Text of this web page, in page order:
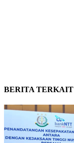
BERITA TERKAIT